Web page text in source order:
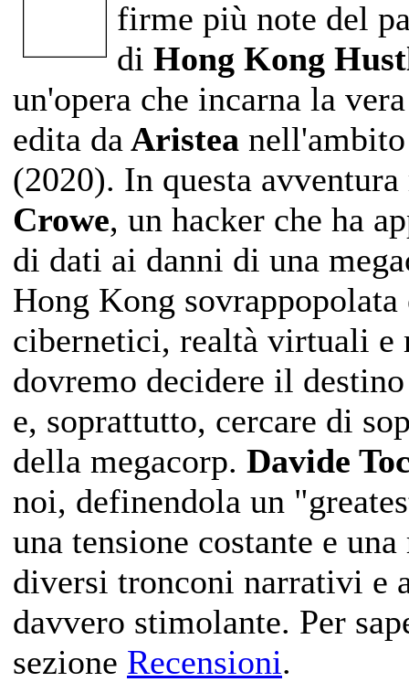
firme più note del
di Hong Kong
un'opera che incarna la
edita da Aristea
(2020). In questa
Crowe, un hacker che ha
di dati ai danni di una
Hong Kong
cibernetici, realtà virtuali e
dovremo decidere il
e, soprattutto, cercare di
della megacorp. Davide
noi, definendola un
una tensione costante e
diversi tronconi narrativi e
davvero stimolante. Per
sezione Recensioni.